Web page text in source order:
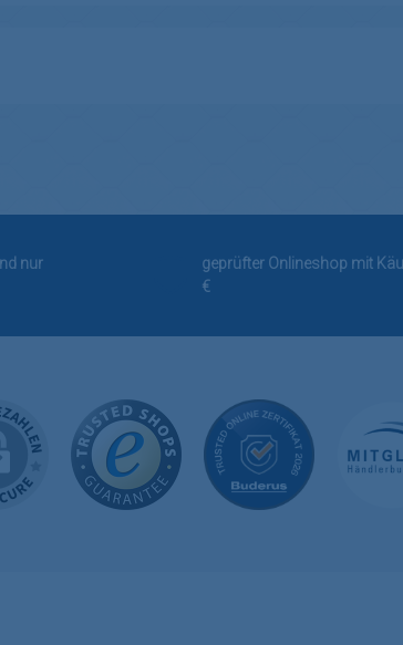
nur
geprüfter Onlineshop mit
€